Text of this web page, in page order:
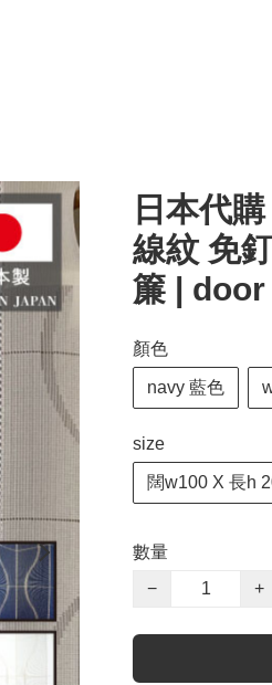
日本代
線紋 免
簾 | door
顏色
navy 藍色
size
闊w100 X 長h
數量
−
+